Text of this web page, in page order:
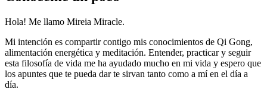
Hola! Me llamo Mireia Miracle.
Mi intención es compartir contigo mis conocimientos de Qi Gong,
alimentación energética y meditación. Entender, practicar y seguir
esta filosofía de vida me ha ayudado mucho en mi vida y espero que
los apuntes que te pueda dar te sirvan tanto como a mí en el día a
día.